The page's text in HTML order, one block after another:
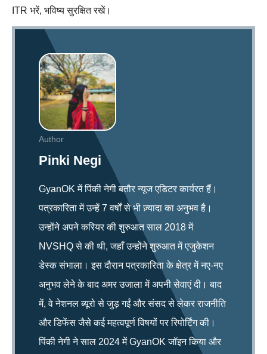
ITR भरें, भविष्य सुरक्षित रखें।
Author
Pinki Negi
GyanOK में पिंकी नेगी बतौर न्यूज एडिटर कार्यरत हैं।
पत्रकारिता में उन्हें 7 वर्षों से भी ज़्यादा का अनुभव है।
उन्होंने अपने करियर की शुरुआत साल 2018 में
NVSHQ से की थी, जहाँ उन्होंने शुरुआत में एजुकेशन
डेस्क संभाला। इस दौरान पत्रकारिता के क्षेत्र में नए-नए
अनुभव लेने के बाद अमर उजाला में अपनी सेवाएं दी। बाद
में, वे नेशनल ब्यूरो से जुड़ गईं और संसद से लेकर राजनीति
और डिफेंस जैसे कई महत्वपूर्ण विषयों पर रिपोर्टिंग की।
पिंकी नेगी ने साल 2024 में GyanOK जॉइन किया और